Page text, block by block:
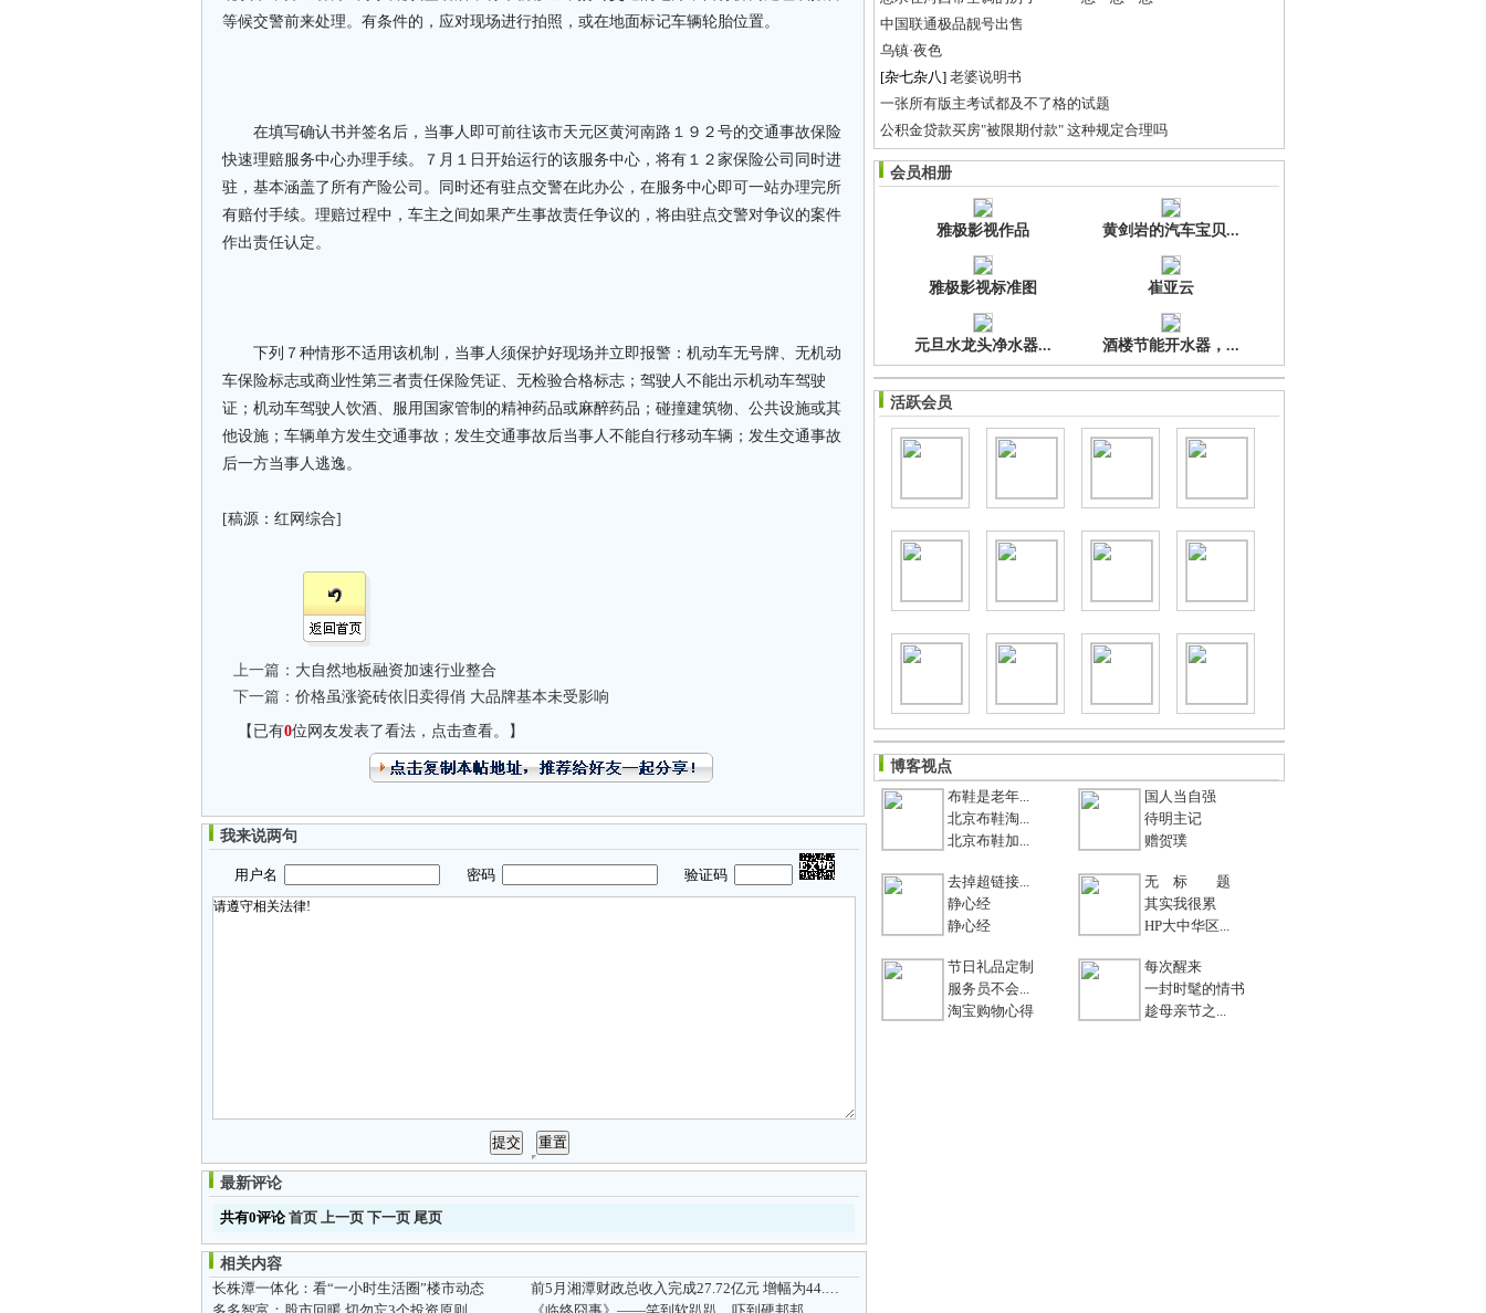
等候交警前来处理。有条件的，应对现场进行拍照，或在地面标记车辆轮胎位置。
在填写确认书并签名后，当事人即可前往该市天元区黄河南路１９２号的交通事故保险
快速理赔服务中心办理手续。７月１日开始运行的该服务中心，将有１２家保险公司同时进
驻，基本涵盖了所有产险公司。同时还有驻点交警在此办公，在服务中心即可一站办理完所
有赔付手续。理赔过程中，车主之间如果产生事故责任争议的，将由驻点交警对争议的案件
作出责任认定。
下列７种情形不适用该机制，当事人须保护好现场并立即报警：机动车无号牌、无机动
车保险标志或商业性第三者责任保险凭证、无检验合格标志；驾驶人不能出示机动车驾驶
证；机动车驾驶人饮酒、服用国家管制的精神药品或麻醉药品；碰撞建筑物、公共设施或其
他设施；车辆单方发生交通事故；发生交通事故后当事人不能自行移动车辆；发生交通事故
后一方当事人逃逸。
[稿源：红网综合]
上一篇： 大自然地板融资加速行业整合
下一篇： 价格虽涨瓷砖依旧卖得俏 大品牌基本未受影响
【已有0位网友发表了看法，点击查看。】
我来说两句
用户名 密码 验证码
最新评论
共有0评论首页 上一页 下一页 尾页
相关内容
长株潭一体化：看“一小时生活圈”楼市动态
前5月湘潭财政总收入完成27.72亿元 增幅为44.71%
中国联通极品靓号出售
乌镇·夜色
[杂七杂八] 老婆说明书
一张所有版主考试都及不了格的试题
公积金贷款买房"被限期付款" 这种规定合理吗
豪饮冰啤 患上急性肠胃炎
金润商贸名酒销售：为什么52度白酒更受欢迎？
会员相册
雅极影视作品 黄剑岩的汽车宝贝...
雅极影视标准图 崔亚云
元旦水龙头净水器... 酒楼节能开水器，...
活跃会员
博客视点
布鞋是老年...
北京布鞋淘...
北京布鞋加...
国人当自强
待明主记
赠贺璞
去掉超链接...
静心经
静心经
无 标 题
其实我很累
HP大中华区...
节日礼品定制
服务员不会...
淘宝购物心得
每次醒来
一封时髦的情书
趁母亲节之...